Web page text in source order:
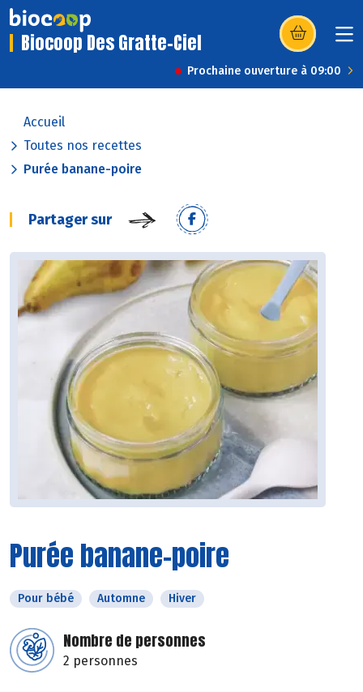
Biocoop Des Gratte-Ciel (s’ouvre dans
Prochaine ouverture à 09:00
Accueil
Toutes nos recettes
Purée banane-poire
Partager sur
Purée banane-poire
Pour bébé Automne Hiver
Nombre de personnes
2 personnes